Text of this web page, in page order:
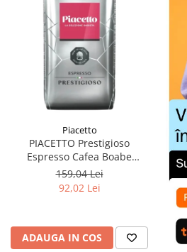
Piacetto
PIACETTO Prestigioso
Espresso Cafea Boabe
Espresso 1kg - (TDV
14.09.2026)
159,04 Lei
92,02 Lei
ADAUGA IN COS